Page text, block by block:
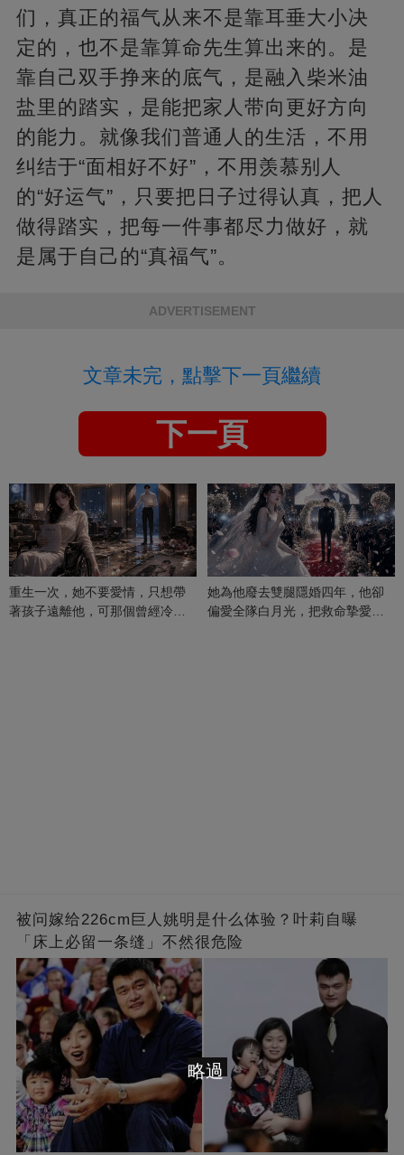
们，真正的福气从来不是靠耳垂大小决
定的，也不是靠算命先生算出来的。是
靠自己双手挣来的底气，是融入柴米油
盐里的踏实，是能把家人带向更好方向
的能力。就像我们普通人的生活，不用
纠结于“面相好不好”，不用羡慕别人
的“好运气”，只要把日子过得认真，把人
做得踏实，把每一件事都尽力做好，就
是属于自己的“真福气”。
ADVERTISEMENT
文章未完，點擊下一頁繼續
下一頁
重生一次，她不要愛情，只想帶
著孩子遠離他，可那個曾經冷漠
她為他廢去雙腿隱婚四年，他卻
偏愛全隊白月光，把救命摯愛當
被问嫁给226cm巨人姚明是什么体验？叶莉自曝
「床上必留一条缝」不然很危险
略過